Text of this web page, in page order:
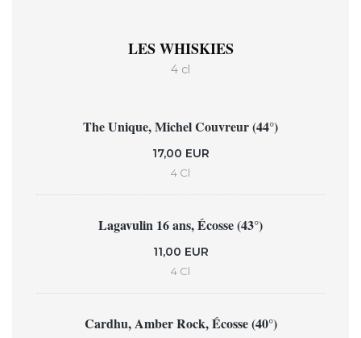
LES WHISKIES
4 cl
The Unique, Michel Couvreur (44°)
17,00 EUR
4 Cl
Lagavulin 16 ans, Écosse (43°)
11,00 EUR
4 Cl
Cardhu, Amber Rock, Écosse (40°)